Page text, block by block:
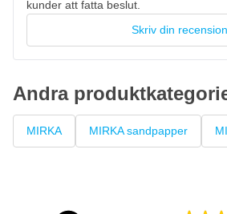
Slipkvalitet: Snabb materialavtagning
kunder att fatta beslut.
Skriv din recension
Andra
MIRKA MIRKA sandpapper